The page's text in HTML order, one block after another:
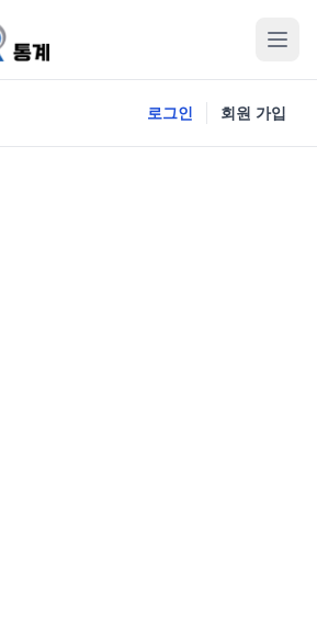
로그인 회원 가입